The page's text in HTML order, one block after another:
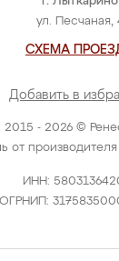
2015 - 2026 ©
от
ИНН:
ОГРНИП:
ул. Песчаная,
СХЕМА
Добавить в